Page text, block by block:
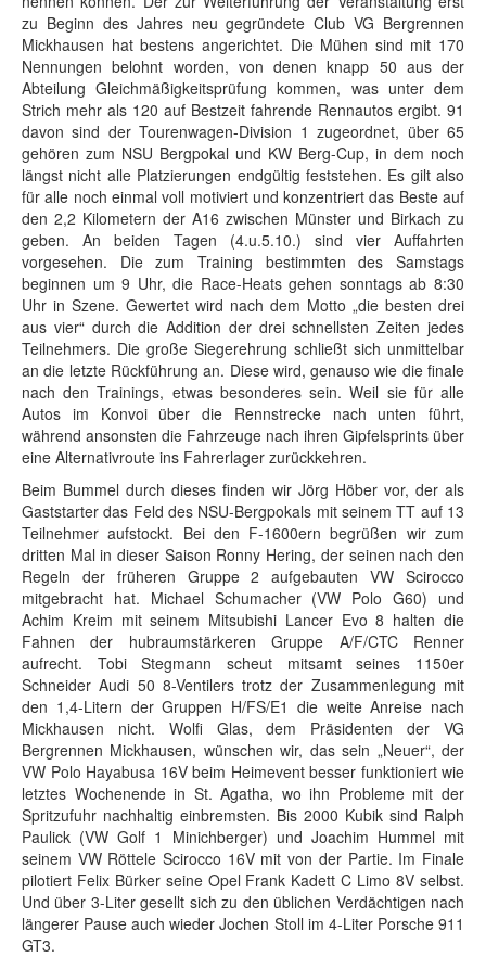
zu Beginn des Jahres neu gegründete Club VG Bergrennen
Mickhausen hat bestens angerichtet. Die Mühen sind mit 170
Nennungen belohnt worden, von denen knapp 50 aus der
Abteilung Gleichmäßigkeitsprüfung kommen, was unter dem
Strich mehr als 120 auf Bestzeit fahrende Rennautos ergibt. 91
davon sind der Tourenwagen-Division 1 zugeordnet, über 65
gehören zum NSU Bergpokal und KW Berg-Cup, in dem noch
längst nicht alle Platzierungen endgültig feststehen. Es gilt also
für alle noch einmal voll motiviert und konzentriert das Beste auf
den 2,2 Kilometern der A16 zwischen Münster und Birkach zu
geben. An beiden Tagen (4.u.5.10.) sind vier Auffahrten
vorgesehen. Die zum Training bestimmten des Samstags
beginnen um 9 Uhr, die Race-Heats gehen sonntags ab 8:30
Uhr in Szene. Gewertet wird nach dem Motto „die besten drei
aus vier“ durch die Addition der drei schnellsten Zeiten jedes
Teilnehmers. Die große Siegerehrung schließt sich unmittelbar
an die letzte Rückführung an. Diese wird, genauso wie die finale
nach den Trainings, etwas besonderes sein. Weil sie für alle
Autos im Konvoi über die Rennstrecke nach unten führt,
während ansonsten die Fahrzeuge nach ihren Gipfelsprints über
eine Alternativroute ins Fahrerlager zurückkehren.
Beim Bummel durch dieses finden wir Jörg Höber vor, der als
Gaststarter das Feld des NSU-Bergpokals mit seinem TT auf 13
Teilnehmer aufstockt. Bei den F-1600ern begrüßen wir zum
dritten Mal in dieser Saison Ronny Hering, der seinen nach den
Regeln der früheren Gruppe 2 aufgebauten VW Scirocco
mitgebracht hat. Michael Schumacher (VW Polo G60) und
Achim Kreim mit seinem Mitsubishi Lancer Evo 8 halten die
Fahnen der hubraumstärkeren Gruppe A/F/CTC Renner
aufrecht. Tobi Stegmann scheut mitsamt seines 1150er
Schneider Audi 50 8-Ventilers trotz der Zusammenlegung mit
den 1,4-Litern der Gruppen H/FS/E1 die weite Anreise nach
Mickhausen nicht. Wolfi Glas, dem Präsidenten der VG
Bergrennen Mickhausen, wünschen wir, das sein „Neuer“, der
VW Polo Hayabusa 16V beim Heimevent besser funktioniert wie
letztes Wochenende in St. Agatha, wo ihn Probleme mit der
Spritzufuhr nachhaltig einbremsten. Bis 2000 Kubik sind Ralph
Paulick (VW Golf 1 Minichberger) und Joachim Hummel mit
seinem VW Röttele Scirocco 16V mit von der Partie. Im Finale
pilotiert Felix Bürker seine Opel Frank Kadett C Limo 8V selbst.
Und über 3-Liter gesellt sich zu den üblichen Verdächtigen nach
längerer Pause auch wieder Jochen Stoll im 4-Liter Porsche 911
GT3.